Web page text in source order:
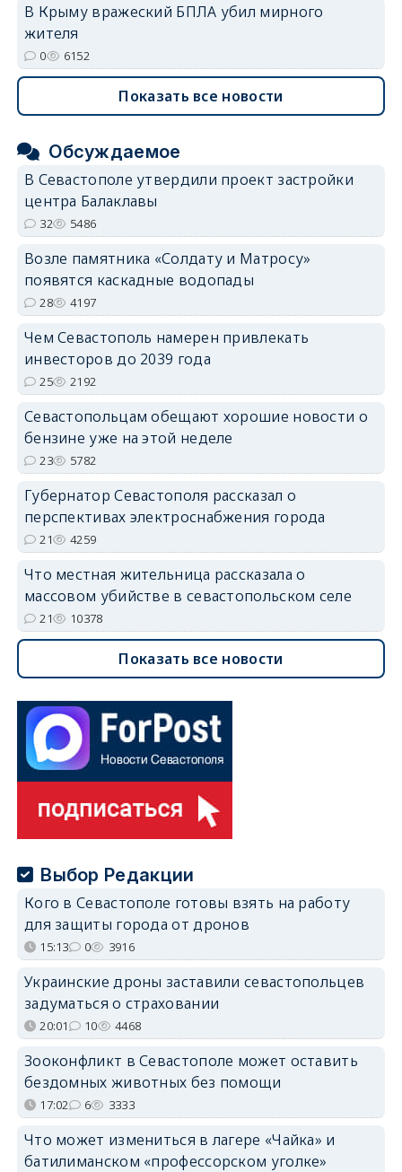
В Крыму вражеский БПЛА убил мирного
жителя
0 6152
Показать все новости
Обсуждаемое
В Севастополе утвердили проект застройки
центра Балаклавы
32 5486
Возле памятника «Солдату и Матросу»
появятся каскадные водопады
28 4197
Чем Севастополь намерен привлекать
инвесторов до 2039 года
25 2192
Севастопольцам обещают хорошие новости о
бензине уже на этой неделе
23 5782
Губернатор Севастополя рассказал о
перспективах электроснабжения города
21 4259
Что местная жительница рассказала о
массовом убийстве в севастопольском селе
21 10378
Показать все новости
Выбор Редакции
Кого в Севастополе готовы взять на работу
для защиты города от дронов
15:13 0 3916
Украинские дроны заставили севастопольцев
задуматься о страховании
20:01 10 4468
Зооконфликт в Севастополе может оставить
бездомных животных без помощи
17:02 6 3333
Что может измениться в лагере «Чайка» и
батилиманском «профессорском уголке»